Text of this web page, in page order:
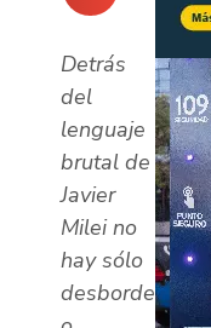
Detrás
del
lenguaje
brutal de
Javier
Milei no
hay sólo
desborde